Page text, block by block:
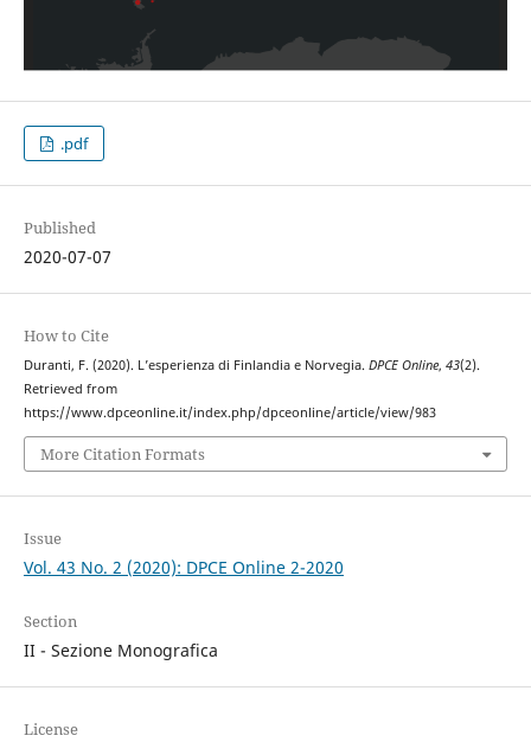
.pdf
Published
2020-07-07
How to Cite
Duranti, F. (2020). L’esperienza di Finlandia e Norvegia. DPCE Online, 43(2).
Retrieved from
https://www.dpceonline.it/index.php/dpceonline/article/view/983
More Citation Formats
Issue
Vol. 43 No. 2 (2020): DPCE Online 2-2020
Section
II - Sezione Monografica
License